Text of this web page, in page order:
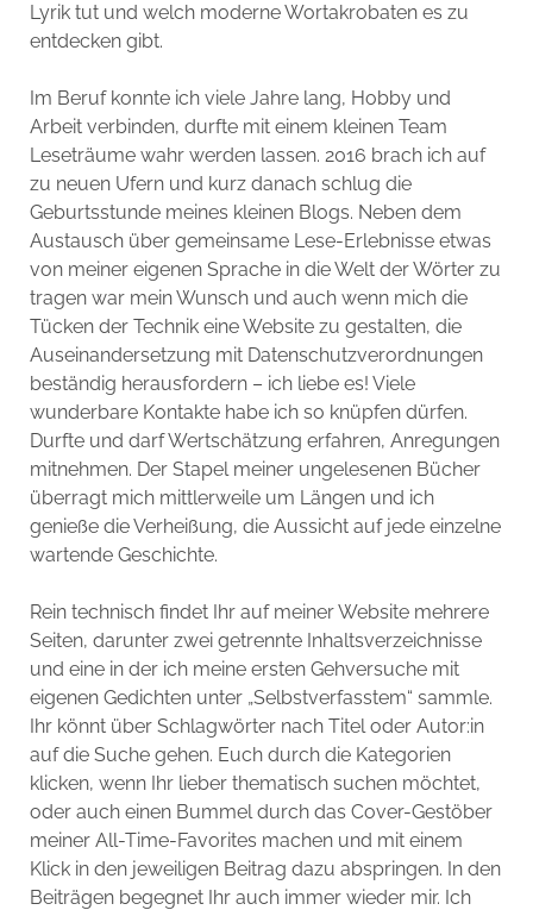
Lyrik tut und welch moderne Wortakrobaten es zu
entdecken gibt.
Im Beruf konnte ich viele Jahre lang, Hobby und
Arbeit verbinden, durfte mit einem kleinen Team
Leseträume wahr werden lassen. 2016 brach ich auf
zu neuen Ufern und kurz danach schlug die
Geburtsstunde meines kleinen Blogs. Neben dem
Austausch über gemeinsame Lese-Erlebnisse etwas
von meiner eigenen Sprache in die Welt der Wörter zu
tragen war mein Wunsch und auch wenn mich die
Tücken der Technik eine Website zu gestalten, die
Auseinandersetzung mit Datenschutzverordnungen
beständig herausfordern – ich liebe es! Viele
wunderbare Kontakte habe ich so knüpfen dürfen.
Durfte und darf Wertschätzung erfahren, Anregungen
mitnehmen. Der Stapel meiner ungelesenen Bücher
überragt mich mittlerweile um Längen und ich
genieße die Verheißung, die Aussicht auf jede einzelne
wartende Geschichte.
Rein technisch findet Ihr auf meiner Website mehrere
Seiten, darunter zwei getrennte Inhaltsverzeichnisse
und eine in der ich meine ersten Gehversuche mit
eigenen Gedichten unter „Selbstverfasstem“ sammle.
Ihr könnt über Schlagwörter nach Titel oder Autor:in
auf die Suche gehen. Euch durch die Kategorien
klicken, wenn Ihr lieber thematisch suchen möchtet,
oder auch einen Bummel durch das Cover-Gestöber
meiner All-Time-Favorites machen und mit einem
Klick in den jeweiligen Beitrag dazu abspringen. In den
Beiträgen begegnet Ihr auch immer wieder mir. Ich